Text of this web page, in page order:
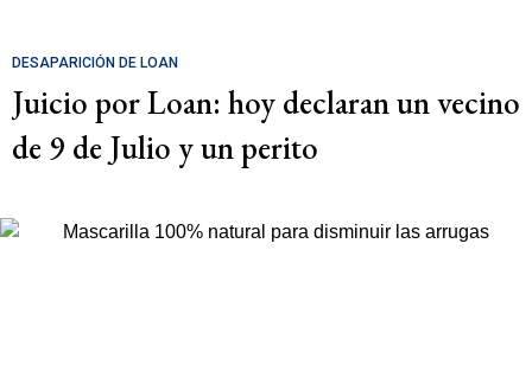
DESAPARICIÓN DE LOAN
Juicio por Loan: hoy declaran un vecino
de 9 de Julio y un perito